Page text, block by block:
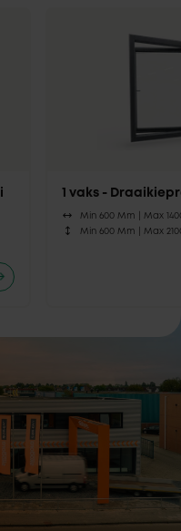
1 vaks -
Min 600 Mm |Max
Min 600 Mm |Max